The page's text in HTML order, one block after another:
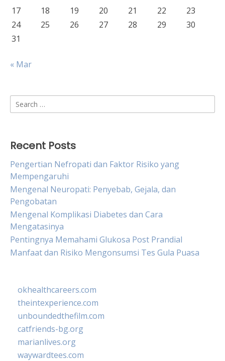
17
18 19 20 21 22
23
24
25 26 27 28 29
30
31
« Mar
Search
for:
Recent Posts
Pengertian Nefropati dan Faktor Risiko yang
Mempengaruhi
Mengenal Neuropati: Penyebab, Gejala, dan
Pengobatan
Mengenal Komplikasi Diabetes dan Cara
Mengatasinya
Pentingnya Memahami Glukosa Post Prandial
Manfaat dan Risiko Mengonsumsi Tes Gula Puasa
okhealthcareers.com
theintexperience.com
unboundedthefilm.com
catfriends-bg.org
marianlives.org
waywardtees.com